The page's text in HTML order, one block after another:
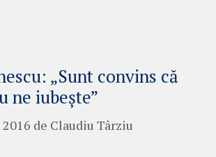
„Sunt convins că
ne iubeşte”
de Claudiu Târziu